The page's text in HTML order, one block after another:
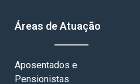
Áreas de Atuação
Aposentados e
Pensionistas